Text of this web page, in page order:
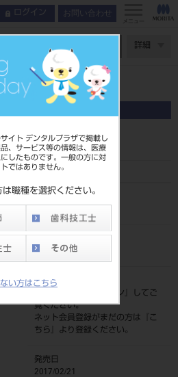
イト デンタルプラザで掲載し
、サービス等の情報は、医療
したものです。一般の方に対
ではありません。
職種を選択ください。
い方はこちら
ログイン お問い合わせ
メニュー
詳細
５ｍｍφ×９０ｍｍ ３本入
ト １．５ｍｍφ×９０ｍ
4560227799454
標準価格
ログイン
』してご
覧ください。
ネット会員登録がまだの方は『
こ
ちら
』より登録ください。
発売日
2017/02/21